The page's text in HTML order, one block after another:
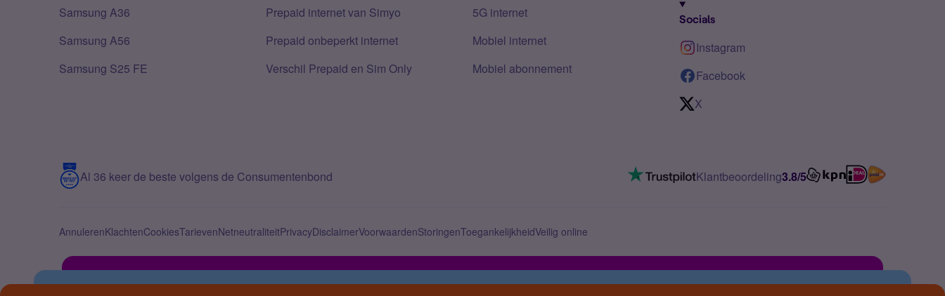
Samsung A36
Samsung A56
Samsung S25 FE
Prepaid internet van Simyo
Prepaid onbeperkt internet
Verschil Prepaid en Sim Only
5G internet
Mobiel internet
Mobiel abonnement
Socials
Instagram
Facebook
X
Al 36 keer de beste volgens de Consumentenbond Klantbeoordeling3.8/5
AnnulerenKlachtenCookiesTarievenNetneutraliteitPrivacyDisclaimerVoorwaardenStoringenToegankelijkheidVeilig online